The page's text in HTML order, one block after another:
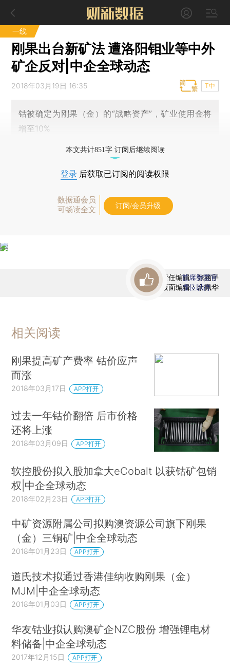
一线
刚果出台新矿法 遭洛阳钼业等中外
矿企反对|中企全球动态
2018年03月19日 16:35 T中
钴被确定为刚果（金）的“战略资产”，矿业使用金将
增至10%
本文共计851字 订阅后继续阅读
登录 后获取已订阅的阅读权限
数据通会员
可畅读全文
订阅/会员升级
责任编辑：张涵宇
版面编辑：余佩华
首席赞赏官
虚位以待
相关阅读
刚果提高矿产费率 钴价应声
而涨
2018年03月17日 APP打开
过去一年钴价翻倍 后市价格
还将上涨
2018年03月09日 APP打开
软控股份拟入股加拿大eCobalt 以获钴矿包销
权|中企全球动态
2018年02月23日 APP打开
中矿资源附属公司拟购澳资源公司旗下刚果
（金）三铜矿|中企全球动态
2018年01月23日 APP打开
道氏技术拟通过香港佳纳收购刚果（金）
MJM|中企全球动态
2018年01月03日 APP打开
华友钴业拟认购澳矿企NZC股份 增强锂电材
料储备|中企全球动态
2017年12月15日 APP打开